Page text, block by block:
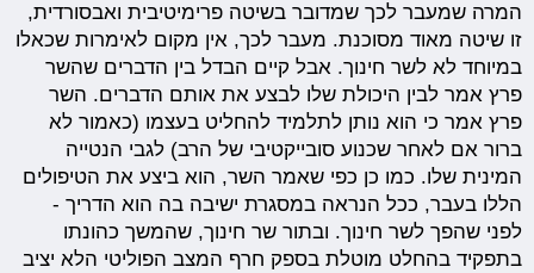
המרה שמעבר לכך שמדובר בשיטה פרימיטיבית ואבסורדית,
זו שיטה מאוד מסוכנת. מעבר לכך, אין מקום לאימרות שכאלו
במיוחד לא לשר חינוך. אבל קיים הבדל בין הדברים שהשר
פרץ אמר לבין היכולת שלו לבצע את אותם הדברים. השר
פרץ אמר כי הוא נותן לתלמיד להחליט בעצמו (כאמור לא
ברור אם לאחר שכנוע סובייקטיבי של הרב) לגבי הנטייה
המינית שלו. כמו כן כפי שאמר השר, הוא ביצע את הטיפולים
הללו בעבר, ככל הנראה במסגרת ישיבה בה הוא הדריך -
לפני שהפך לשר חינוך. ובתור שר חינוך, שהמשך כהונתו
בתפקיד בהחלט מוטלת בספק חרף המצב הפוליטי הלא יציב